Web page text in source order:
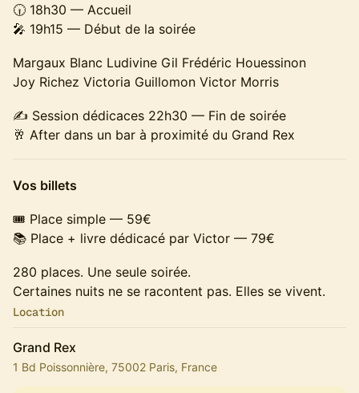
🕡 18h30 — Accueil
🎤 19h15 — Début de la soirée
Margaux Blanc Ludivine Gil Frédéric Houessinon
Joy Richez Victoria Guillomon Victor Morris
✍️ Session dédicaces 22h30 — Fin de soirée
🥂 After dans un bar à proximité du Grand Rex
Vos billets
🎟 Place simple — 59€
📚 Place + livre dédicacé par Victor — 79€
280 places. Une seule soirée.
Certaines nuits ne se racontent pas. Elles se vivent.
Location
Grand Rex
1 Bd Poissonnière, 75002 Paris, France